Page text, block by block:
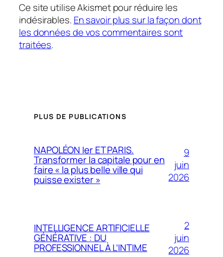
Ce site utilise Akismet pour réduire les
indésirables. En savoir plus sur la façon dont
les données de vos commentaires sont
traitées.
PLUS DE PUBLICATIONS
NAPOLÉON Ier ET PARIS.
Transformer la capitale pour en
faire « la plus belle ville qui
puisse exister »
9
juin
2026
INTELLIGENCE ARTIFICIELLE
GÉNÉRATIVE : DU
PROFESSIONNEL À L’INTIME
2
juin
2026